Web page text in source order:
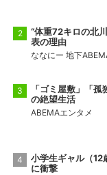
“体重72キロの北
表の理由
ななにー 地下
「ゴミ屋敷」「
の絶望生活
ABEMAエンタメ
小学生ギャル（12
に衝撃